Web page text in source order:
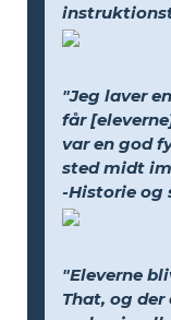
"Jeg laver
får
var en god
sted midt
-Historie og
"Eleverne
That, og der